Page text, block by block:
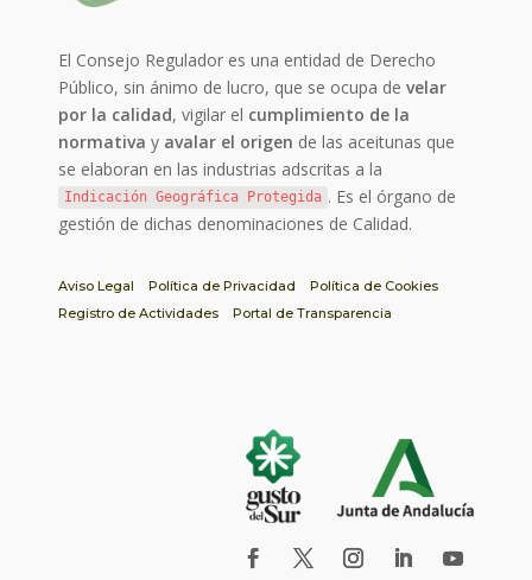
El Consejo Regulador es una entidad de Derecho
Público, sin ánimo de lucro, que se ocupa develar
por la calidad, vigilar el cumplimiento de la
normativa y avalar el origen de las aceitunas que
se elaboran en las industrias adscritas a la
Indicación Geográfica Protegida . Es el órgano de
gestión de dichas denominaciones de Calidad.
Aviso Legal Política de Privacidad
Política de Cookies
Registro de Actividades
Portal de Transparencia